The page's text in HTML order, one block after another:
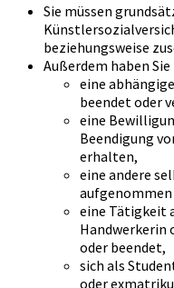
Sie müssen
beziehungsweise
Außerdem haben
eine
beendet oder
eine
Beendigung
erhalten,
eine andere
eine Tätigkeit
Handwerkerin
oder beendet,
sich als
oder